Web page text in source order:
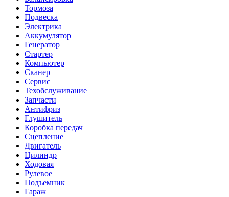
Тормоза
Подвеска
Электрика
Аккумулятор
Генератор
Стартер
Компьютер
Сканер
Сервис
Техобслуживание
Запчасти
Антифриз
Глушитель
Коробка передач
Сцепление
Двигатель
Цилиндр
Ходовая
Рулевое
Подъемник
Гараж